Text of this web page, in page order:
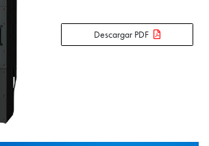
Descargar PDF